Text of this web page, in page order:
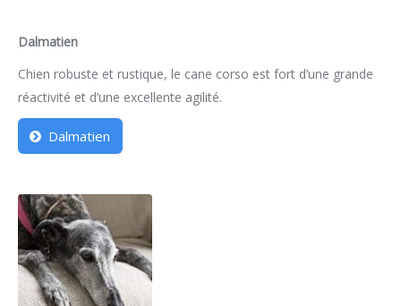
Dalmatien
Chien robuste et rustique, le cane corso est fort d’une grande
réactivité et d’une excellente agilité.
Dalmatien